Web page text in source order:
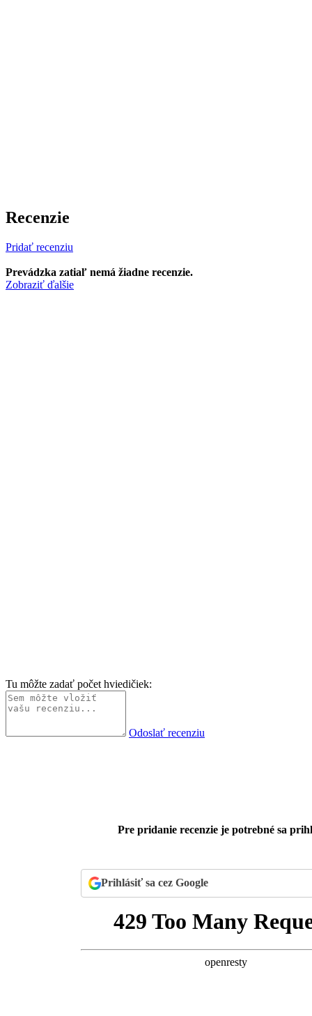
Recenzie
Pridať recenziu
Prevádzka zatiaľ nemá žiadne recenzie.
Zobraziť ďalšie
Tu môžte zadať počet hviedičiek:
Odoslať recenziu
Pre pridanie recenzie je potrebné sa
Prihlásiť sa cez Google